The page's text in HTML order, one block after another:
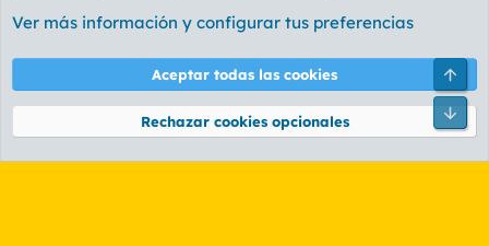
Cookies
PL OLDSTYLE AMARILLO
Términos y reglas Política de privacidad Ayuda
Community platform by XenForo® © 2010-2026 XenForo Ltd.
Ver más información y configurar tus preferencias
Aceptar todas las cookies
Rechazar cookies opcionales
Pie